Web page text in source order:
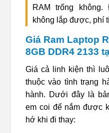
RAM trống
không lắp được, phí
Giá Ram Laptop
8GB DDR4 2133
Giá cả linh kiện thì
thuộc vào tình trạng
hành. Dưới đây là
em coi để nắm được
hớ khi đi thay: